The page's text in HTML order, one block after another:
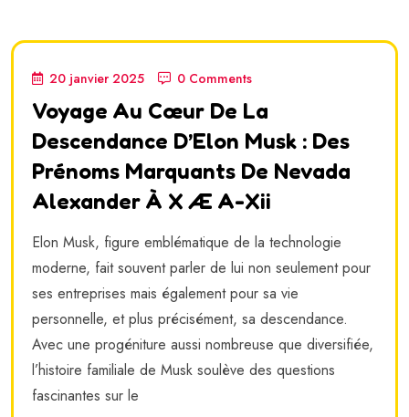
20 janvier 2025 0 Comments
Voyage Au Cœur De La
Descendance D’Elon Musk : Des
Prénoms Marquants De Nevada
Alexander À X Æ A-Xii
Elon Musk, figure emblématique de la technologie
moderne, fait souvent parler de lui non seulement pour
ses entreprises mais également pour sa vie
personnelle, et plus précisément, sa descendance.
Avec une progéniture aussi nombreuse que diversifiée,
l’histoire familiale de Musk soulève des questions
fascinantes sur le